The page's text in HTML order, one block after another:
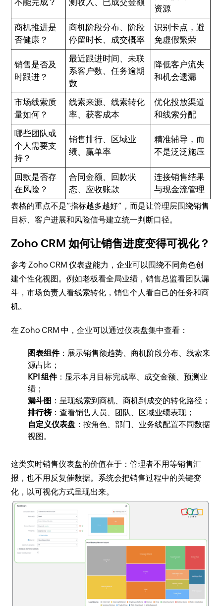
不能完成？ 测收入、已成交金额
资源
商机推进是
否健康？
商机阶段分布、阶段
停留时长、成交概率
识别卡点，避
免虚假繁荣
销售是否及
时跟进？
最近跟进时间、未联
系客户数、任务逾期
数
降低客户流失
和机会遗漏
市场线索质
量如何？
线索来源、线索转化
率、获客成本
优化投放渠道
和线索分配
哪些团队或
个人需要支
持？
销售排行、区域业
绩、赢单率
精准辅导，而
不是泛泛施压
回款是否存
在风险？
合同金额、回款状
态、应收账款
连接销售结果
与现金流管理
表格的重点不是“指标越多越好”，而是让管理层围绕销售
目标、客户进展和风险信号建立统一判断口径。
Zoho CRM 如何让销售进度变得可视化？
参考 Zoho CRM 仪表盘能力，企业可以围绕不同角色创
建个性化视图。例如老板看全局业绩，销售总监看团队漏
斗，市场负责人看线索转化，销售个人看自己的任务和商
机。
在 Zoho CRM 中，企业可以通过仪表盘集中查看：
图表组件：展示销售额趋势、商机阶段分布、线索来
源占比；
KPI 组件：显示本月目标完成率、成交金额、预测业
绩；
漏斗图 ：呈现线索到商机、商机到成交的转化路径；
排行榜 ：查看销售人员、团队、区域业绩表现；
自定义仪表盘 ：按角色、部门、业务线配置不同数据
视图。
这类实时销售仪表盘的价值在于：管理者不用等销售汇
报，也不用反复催数据。系统会把销售过程中的关键变
化，以可视化方式呈现出来。